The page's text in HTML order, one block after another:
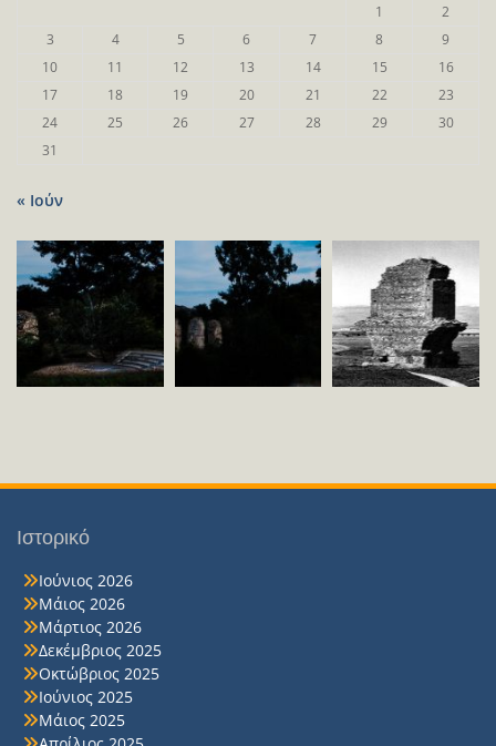
1
2
3
4 5 6 7 8
9
10
11 12 13 14 15
16
17
18 19 20 21 22
23
24
25 26 27 28 29
30
31
« Ιούν
Ιστορικό
Ιούνιος 2026
Μάιος 2026
Μάρτιος 2026
Δεκέμβριος 2025
Οκτώβριος 2025
Ιούνιος 2025
Μάιος 2025